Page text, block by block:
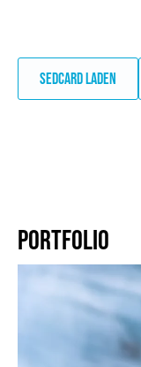
SEDCARD LADEN
PORTFOLIO